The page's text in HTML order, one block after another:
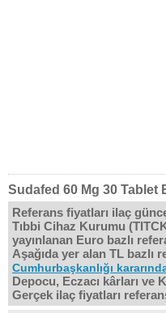
Sudafed 60 Mg 30 Tablet
Referans fiyatları ilaç
Tıbbi Cihaz Kurumu
yayınlanan Euro bazlı
Aşağıda yer alan TL bazlı
Cumhurbaşkanlığı
Depocu, Eczacı kârları ve
Gerçek ilaç fiyatları